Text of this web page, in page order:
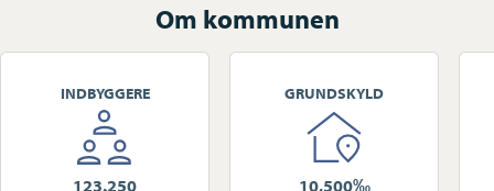
Om kommunen
INDBYGGERE
123.250
GRUNDSKYLD
10,500‰